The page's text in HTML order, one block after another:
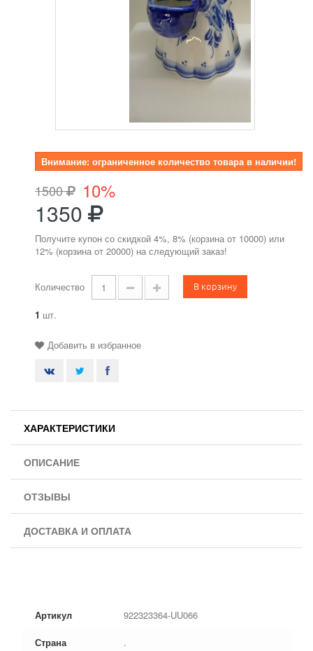
Внимание: ограниченное количество товара в наличии!
1500 10%
1350
Получите купон со скидкой 4%, 8% (корзина от 10000) или
12% (корзина от 20000) на следующий заказ!
Количество В корзину
1 шт.
Добавить в избранное
ХАРАКТЕРИСТИКИ
ОПИСАНИЕ
ОТЗЫВЫ
ДОСТАВКА И ОПЛАТА
Артикул 922323364-UU066
Страна .